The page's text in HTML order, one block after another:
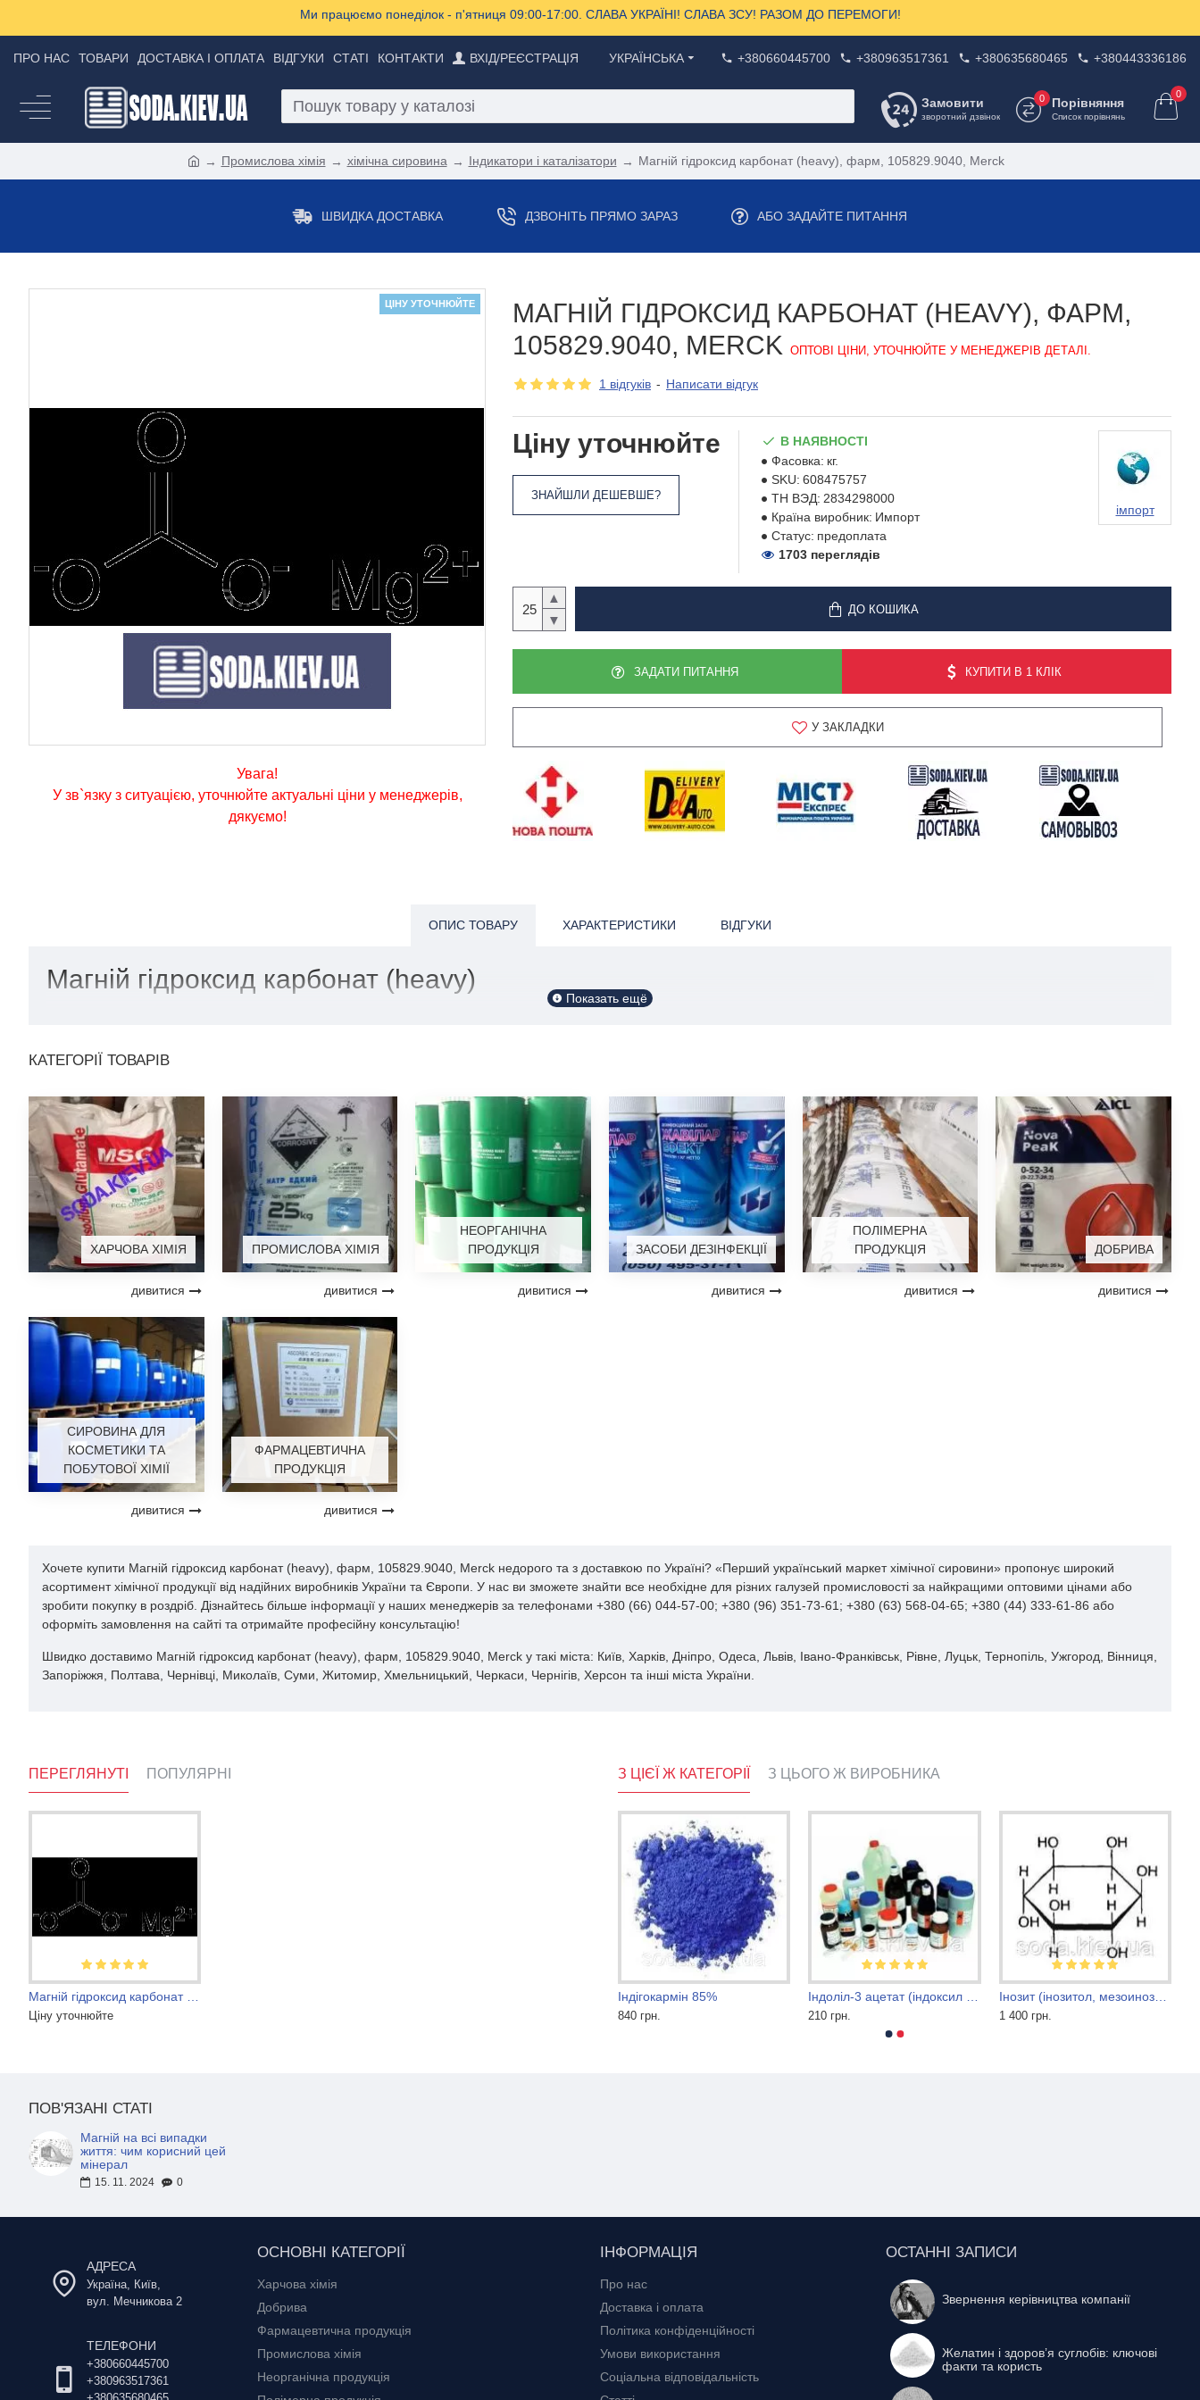
Ми працюємо понеділок - п'ятниця 09:00-17:00. СЛАВА УКРАЇНІ! СЛАВА ЗСУ! РАЗОМ ДО ПЕРЕМОГИ!
ПРО НАС ТОВАРИ ДОСТАВКА І ОПЛАТА ВІДГУКИ СТАТІ КОНТАКТИ ВХІД/РЕЄСТРАЦІЯ УКРАЇНСЬКА +380660445700 +380963517361 +380635680465 +380443336186
Замовити
зворотний дзвінок
Порівняння
Список порівнянь
0 0
Промислова хімія хімічна сировина Індикатори і каталізатори Магній гідроксид карбонат (heavy), фарм, 105829.9040, Merck
ШВИДКА ДОСТАВКА ДЗВОНІТЬ ПРЯМО ЗАРАЗ АБО ЗАДАЙТЕ ПИТАННЯ
ЦІНУ УТОЧНЮЙТЕ
Увага!
У зв`язку з ситуацією, уточнюйте актуальні ціни у менеджерів,
дякуємо!
МАГНІЙ ГІДРОКСИД КАРБОНАТ (HEAVY), ФАРМ,
105829.9040, MERCK ОПТОВІ ЦІНИ, УТОЧНЮЙТЕ У МЕНЕДЖЕРІВ ДЕТАЛІ.
1 відгуків - Написати відгук
Ціну уточнюйте
ЗНАЙШЛИ ДЕШЕВШЕ?
В НАЯВНОСТІ
Фасовка: кг.
SKU: 608475757
ТН ВЭД: 2834298000
Країна виробник: Импорт
Статус: предоплата
імпорт
1703 переглядів
▲
▼
ДО КОШИКА
ЗАДАТИ ПИТАННЯ КУПИТИ В 1 КЛІК
У ЗАКЛАДКИ
ОПИС ТОВАРУ ХАРАКТЕРИСТИКИ ВІДГУКИ
Магній гідроксид карбонат (heavy)
КАТЕГОРІЇ ТОВАРІВ
ХАРЧОВА ХІМІЯ
дивитися
ПРОМИСЛОВА ХІМІЯ
дивитися
НЕОРГАНІЧНА
ПРОДУКЦІЯ
дивитися
ЗАСОБИ ДЕЗІНФЕКЦІЇ
дивитися
ПОЛІМЕРНА
ПРОДУКЦІЯ
дивитися
ДОБРИВА
дивитися
СИРОВИНА ДЛЯ
КОСМЕТИКИ ТА
ПОБУТОВОЇ ХІМІЇ
дивитися
ФАРМАЦЕВТИЧНА
ПРОДУКЦІЯ
дивитися
Хочете купити Магній гідроксид карбонат (heavy), фарм, 105829.9040, Merck недорого та з доставкою по Україні? «Перший український маркет хімічної сировини» пропонує широкий
асортимент хімічної продукції від надійних виробників України та Європи. У нас ви зможете знайти все необхідне для різних галузей промисловості за найкращими оптовими цінами або
зробити покупку в роздріб. Дізнайтесь більше інформації у наших менеджерів за телефонами +380 (66) 044-57-00; +380 (96) 351-73-61; +380 (63) 568-04-65; +380 (44) 333-61-86 або
оформіть замовлення на сайті та отримайте професійну консультацію!
Швидко доставимо Магній гідроксид карбонат (heavy), фарм, 105829.9040, Merck у такі міста: Київ, Харків, Дніпро, Одеса, Львів, Івано-Франківськ, Рівне, Луцьк, Тернопіль, Ужгород, Вінниця,
Запоріжжя, Полтава, Чернівці, Миколаїв, Суми, Житомир, Хмельницький, Черкаси, Чернігів, Херсон та інші міста України.
ПЕРЕГЛЯНУТІ ПОПУЛЯРНІ
Ціну уточнюйте
З ЦІЄЇ Ж КАТЕГОРІЇ З ЦЬОГО Ж ВИРОБНИКА
Метиленовий синій для риб
3 600 грн.
Індігокармін 85%
840 грн. 210 грн.
Інозит (інозитол, мезоинозит, вітамін В8)
1 400 грн.
ПОВ'ЯЗАНІ СТАТІ
Магній на всі випадки
життя: чим корисний цей
мінерал
15. 11. 2024 0
АДРЕСА
Україна, Київ,
вул. Мечникова 2
ТЕЛЕФОНИ
+380660445700
+380963517361
ОСНОВНІ КАТЕГОРІЇ
Харчова хімія
Добрива
Фармацевтична продукція
Промислова хімія
Неорганічна продукція
ІНФОРМАЦІЯ
Про нас
Доставка і оплата
Політика конфіденційності
Умови використання
Соціальна відповідальність
ОСТАННІ ЗАПИСИ
Звернення керівництва компанії
Желатин і здоров’я суглобів: ключові
факти та користь